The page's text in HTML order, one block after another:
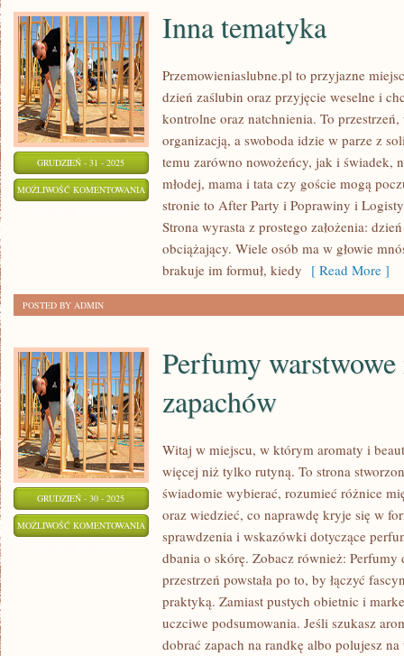
GRUDZIEŃ - 31 - 2025
MOŻLIWOŚĆ KOMENTOWANIA INNA
TEMATYKA
Inna tematyka
Przemowieniaslubne.pl to przyjazne
dzień zaślubin oraz przyjęcie weselne i
kontrolne oraz natchnienia. To przestrzeń,
organizacją, a swoboda idzie w parze z
temu zarówno nowożeńcy, jak i świadek,
młodej, mama i tata czy goście mogą
stronie to After Party i Poprawiny i
Strona wyrasta z prostego założenia:
obciążający. Wiele osób ma w głowie
brakuje im formuł, kiedy [ Read More ]
POSTED BY ADMIN
GRUDZIEŃ - 30 - 2025
MOŻLIWOŚĆ KOMENTOWANIA
WARSTWOWE
Perfumy
zapachów
Witaj w miejscu, w którym aromaty i
więcej niż tylko rutyną. To strona
świadomie wybierać, rozumieć różnice
oraz wiedzieć, co naprawdę kryje się w
sprawdzenia i wskazówki dotyczące
dbania o skórę. Zobacz również:
przestrzeń powstała po to, by łączyć
praktyką. Zamiast pustych obietnic i
uczciwe podsumowania. Jeśli szukasz
dobrać zapach na randkę albo polujesz na